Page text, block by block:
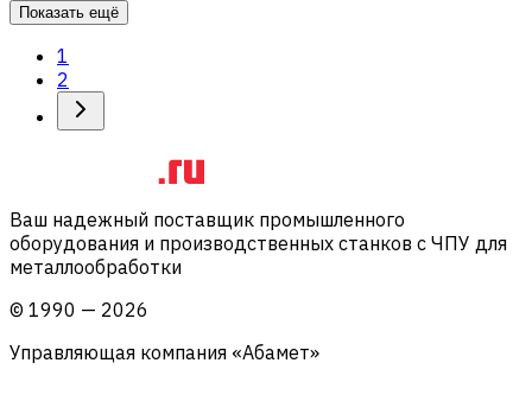
Показать ещё
1
2
Ваш надежный поставщик промышленного
оборудования и производственных станков с ЧПУ для
металлообработки
© 1990 — 2026
Управляющая компания «Абамет»